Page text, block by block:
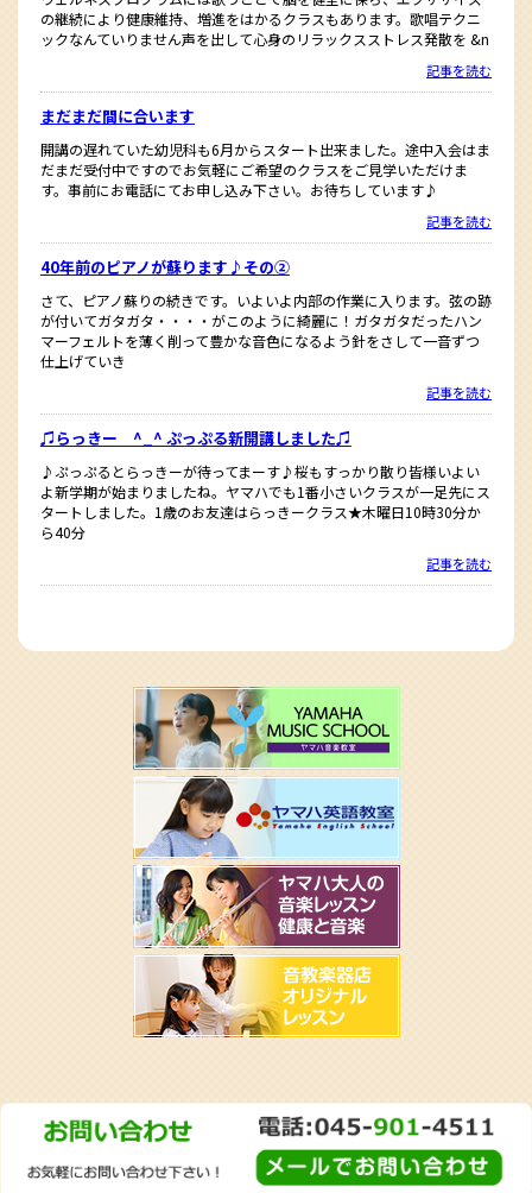
の継続により健康維持、増進をはかるクラスもあります。歌唱テクニ
ックなんていりません声を出して心身のリラックスストレス発散を &n
記事を読む
まだまだ間に合います
開講の遅れていた幼児科も6月からスタート出来ました。途中入会はま
だまだ受付中ですのでお気軽にご希望のクラスをご見学いただけま
す。事前にお電話にてお申し込み下さい。お待ちしています♪
記事を読む
40年前のピアノが蘇ります♪その②
さて、ピアノ蘇りの続きです。いよいよ内部の作業に入ります。弦の跡
が付いてガタガタ・・・・がこのように綺麗に！ガタガタだったハン
マーフェルトを薄く削って豊かな音色になるよう針をさして一音ずつ
仕上げていき
記事を読む
♫らっきー ^_^ ぷっぷる新開講しました♫
♪ぷっぷるとらっきーが待ってまーす♪桜もすっかり散り皆様いよい
よ新学期が始まりましたね。ヤマハでも1番小さいクラスが一足先にス
タートしました。1歳のお友達はらっきークラス★木曜日10時30分か
ら40分
記事を読む